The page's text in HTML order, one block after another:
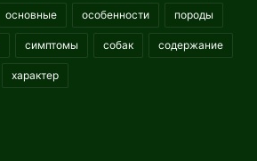
основные особенности породы
симптомы собак содержание
характер